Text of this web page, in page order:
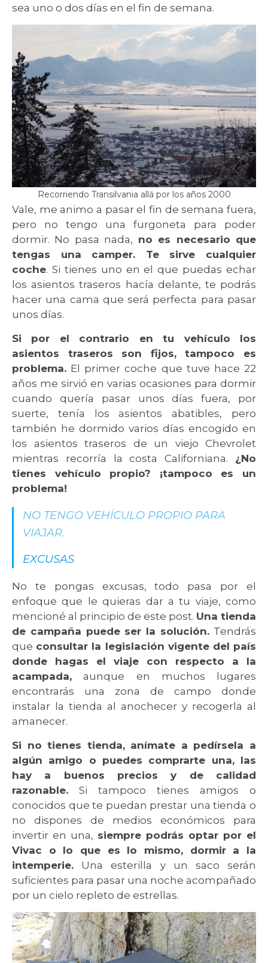
sea uno o dos días en el fin de semana.
Recorriendo Transilvania allá por los años 2000
Vale, me animo a pasar el fin de semana fuera,
pero no tengo una furgoneta para poder
dormir. No pasa nada, no es necesario que
tengas una camper. Te sirve cualquier
coche. Si tienes uno en el que puedas echar
los asientos traseros hacía delante, te podrás
hacer una cama que será perfecta para pasar
unos días.
Si por el contrario en tu vehículo los
asientos traseros son fijos, tampoco es
problema. El primer coche que tuve hace 22
años me sirvió en varias ocasiones para dormir
cuando quería pasar unos días fuera, por
suerte, tenía los asientos abatibles, pero
también he dormido varios días encogido en
los asientos traseros de un viejo Chevrolet
mientras recorría la costa Californiana. ¿No
tienes vehículo propio? ¡tampoco es un
problema!
NO TENGO VEHÍCULO PROPIO PARA
VIAJAR.
EXCUSAS
No te pongas excusas, todo pasa por el
enfoque que le quieras dar a tu viaje, como
mencioné al principio de este post. Una tienda
de campaña puede ser la solución. Tendrás
que consultar la legislación vigente del país
donde hagas el viaje con respecto a la
acampada, aunque en muchos lugares
encontrarás una zona de campo donde
instalar la tienda al anochecer y recogerla al
amanecer.
Si no tienes tienda, anímate a pedírsela a
algún amigo o puedes comprarte una, las
hay a buenos precios y de calidad
razonable. Si tampoco tienes amigos o
conocidos que te puedan prestar una tienda o
no dispones de medios económicos para
invertir en una, siempre podrás optar por el
Vivac o lo que es lo mismo, dormir a la
intemperie. Una esterilla y un saco serán
suficientes para pasar una noche acompañado
por un cielo repleto de estrellas.